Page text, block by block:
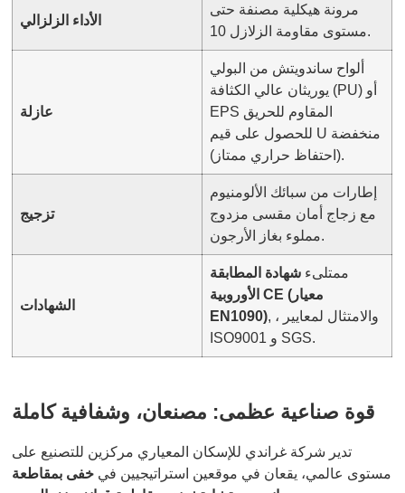
الأداء الزلزالي
مرونة هيكلية مصنفة حتى
مستوى مقاومة الزلازل 10.
عازلة
ألواح ساندويتش من البولي
يوريثان عالي الكثافة (PU) أو
EPS المقاوم للحريق
للحصول على قيم U منخفضة
(احتفاظ حراري ممتاز).
تزجيج
إطارات من سبائك الألومنيوم
مع زجاج أمان مقسى مزدوج
مملوء بغاز الأرجون.
الشهادات
ممتلىء شهادة المطابقة
الأوروبية CE (معيار
EN1090), ، والامتثال لمعايير
ISO9001 و SGS.
قوة صناعية عظمى: مصنعان، وشفافية كاملة
تدير شركة غراندي للإسكان المعياري مركزين للتصنيع على
مستوى عالمي، يقعان في موقعين استراتيجيين في خفى بمقاطعة